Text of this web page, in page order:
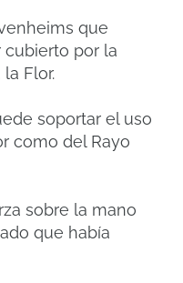
que
por la
Flor.
soportar el uso
como del Rayo
sobre la mano
que había